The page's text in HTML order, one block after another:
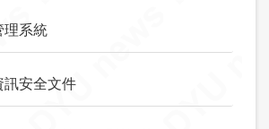
理系統
訊安全文件